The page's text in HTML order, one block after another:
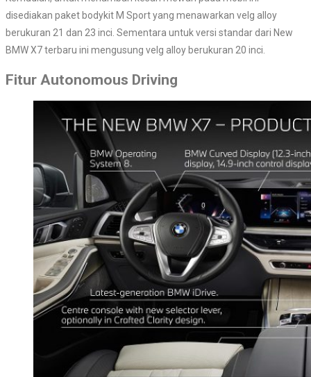
disediakan paket bodykit M Sport yang menawarkan velg alloy
berukuran 21 dan 23 inci. Sementara untuk versi standar dari New
BMW X7 terbaru ini mengusung velg alloy berukuran 20 inci.
Fitur Autonomous Driving